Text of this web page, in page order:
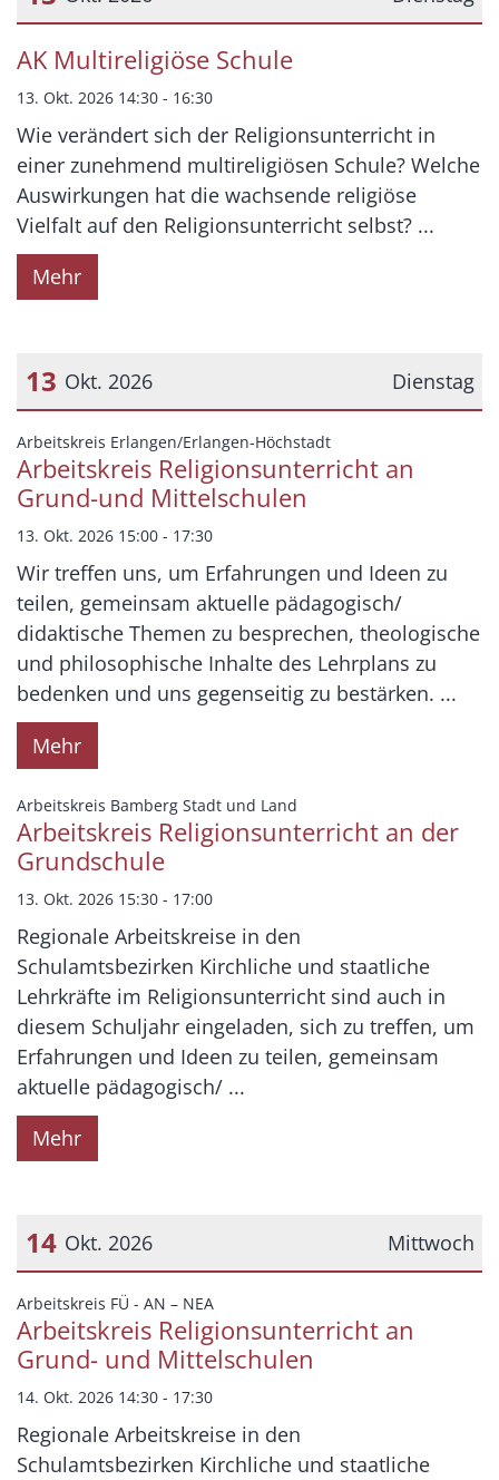
Datum: 13. Oktober 2026
AK Multireligiöse Schule
13. Okt. 2026 14:30 - 16:30
Wie verändert sich der Religionsunterricht in
einer zunehmend multireligiösen Schule? Welche
Auswirkungen hat die wachsende religiöse
Vielfalt auf den Religionsunterricht selbst? ...
Mehr
Dienstag
13 Okt. 2026
Datum: 13. Oktober 2026
Arbeitskreis Erlangen/Erlangen-Höchstadt:
Arbeitskreis Religionsunterricht an
Grund-und Mittelschulen
13. Okt. 2026 15:00 - 17:30
Wir treffen uns, um Erfahrungen und Ideen zu
teilen, gemeinsam aktuelle pädagogisch/
didaktische Themen zu besprechen, theologische
und philosophische Inhalte des Lehrplans zu
bedenken und uns gegenseitig zu bestärken. ...
Mehr
Arbeitskreis Bamberg Stadt und Land
Arbeitskreis Religionsunterricht an der
Grundschule
13. Okt. 2026 15:30 - 17:00
Regionale Arbeitskreise in den
Schulamtsbezirken Kirchliche und staatliche
Lehrkräfte im Religionsunterricht sind auch in
diesem Schuljahr eingeladen, sich zu treffen, um
Erfahrungen und Ideen zu teilen, gemeinsam
aktuelle pädagogisch/ ...
Mehr
Mittwoch
14 Okt. 2026
Datum: 14. Oktober 2026
Arbeitskreis FÜ - AN – NEA:
Arbeitskreis Religionsunterricht an
Grund- und Mittelschulen
14. Okt. 2026 14:30 - 17:30
Regionale Arbeitskreise in den
Schulamtsbezirken Kirchliche und staatliche